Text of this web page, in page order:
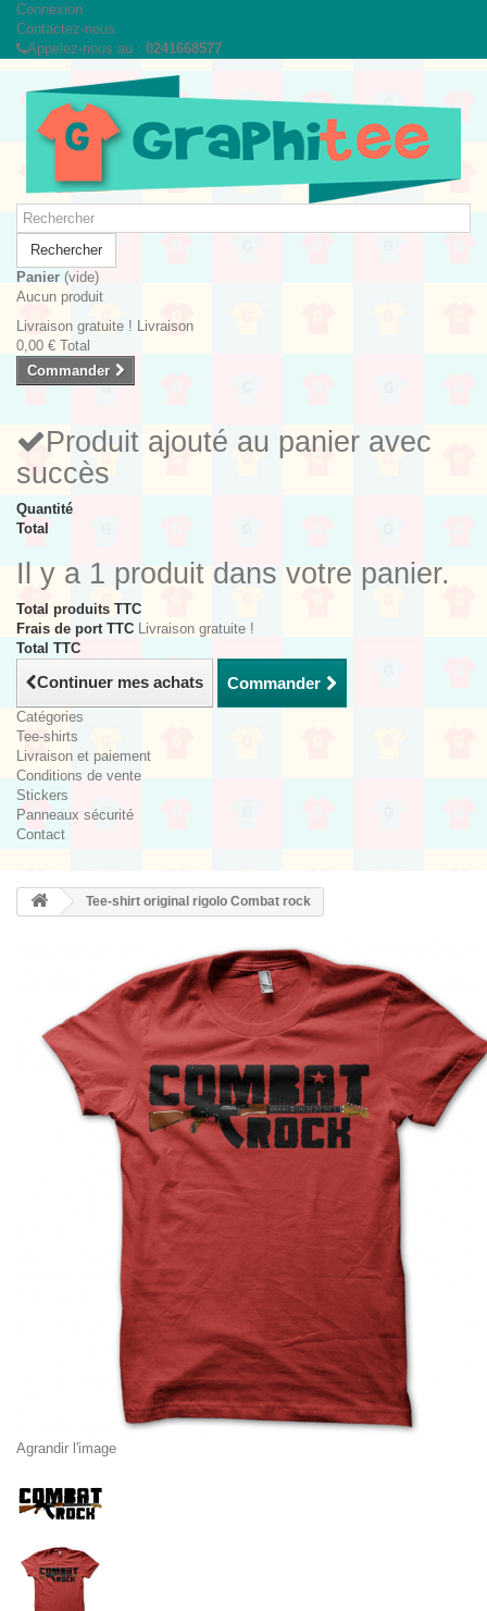
Connexion
Contactez-nous
Appelez-nous au : 0241668577
Rechercher
Panier (vide)
Aucun produit
Livraison gratuite ! Livraison
0,00 € Total
Commander
Produit ajouté au panier avec
succès
Quantité
Total
Il y a 1 produit dans votre panier.
Total produits TTC
Frais de port TTC Livraison gratuite !
Total TTC
Continuer mes achats Commander
Catégories
Tee-shirts
Livraison et paiement
Conditions de vente
Stickers
Panneaux sécurité
Contact
Tee-shirt original rigolo Combat rock
Agrandir l'image